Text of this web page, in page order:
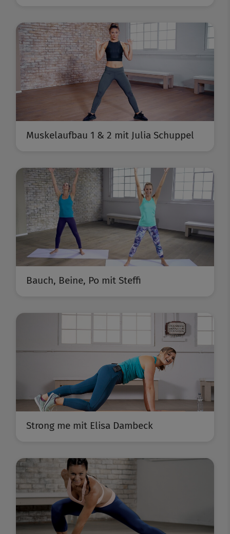
Muskelaufbau 1 & 2 mit Julia Schuppel
Bauch, Beine, Po mit Steffi
Strong me mit Elisa Dambeck